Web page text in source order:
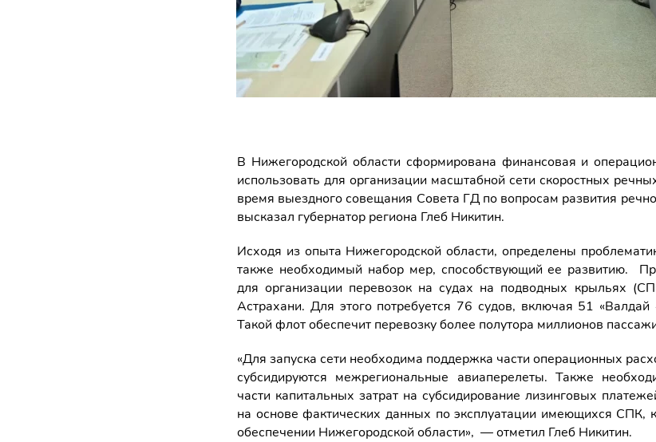
В Нижегородской области сформирована финансовая и
использовать для организации масштабной сети скоростных
время выездного совещания Совета ГД по вопросам развития
высказал губернатор региона Глеб Никитин.
Исходя из опыта Нижегородской области, определены
также необходимый набор мер, способствующий ее развитию.
для организации перевозок на судах на подводных крыльях
Астрахани. Для этого потребуется 76 судов, включая 51
Такой флот обеспечит перевозку более полутора миллионов
«Для запуска сети необходима поддержка части операционных
субсидируются межрегиональные авиаперелеты. Также
части капитальных затрат на субсидирование лизинговых
на основе фактических данных по эксплуатации имеющихся СПК,
обеспечении Нижегородской области», — отметил Глеб Никитин.